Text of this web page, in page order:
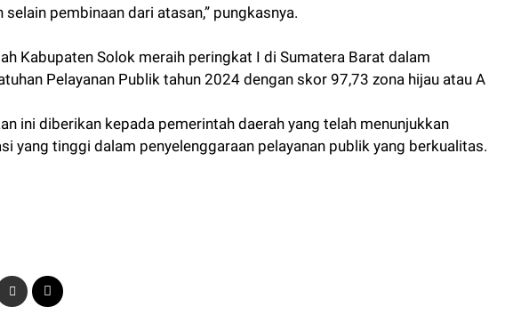
pembinaan dari atasan,” pungkasnya.
Kabupaten Solok meraih peringkat I di Sumatera Barat dalam
Pelayanan Publik tahun 2024 dengan skor 97,73 zona hijau atau A
ini diberikan kepada pemerintah daerah yang telah menunjukkan
yang tinggi dalam penyelenggaraan pelayanan publik yang berkualitas.